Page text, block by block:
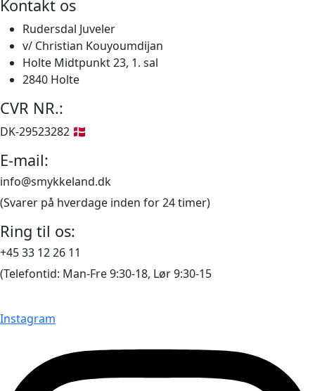
Kontakt os
Rudersdal Juveler
v/ Christian Kouyoumdijan
Holte Midtpunkt 23, 1. sal
2840 Holte
CVR NR.:
DK-29523282 🇩🇰
E-mail:
info@smykkeland.dk
(Svarer på hverdage inden for 24 timer)
Ring til os:
+45 33 12 26 11
(Telefontid: Man-Fre 9:30-18, Lør 9:30-15
Instagram